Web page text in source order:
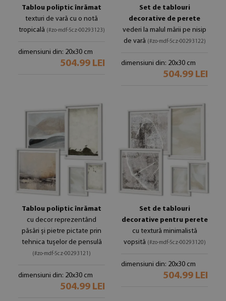
Tablou poliptic înrămat
texturi de vară cu o notă
tropicală (#zo-mdf-5cz-00293123)
dimensiuni din: 20x30 cm
504.99 LEI
Set de tablouri
decorative de perete
vederi la malul mării pe nisip
de vară (#zo-mdf-5cz-00293122)
dimensiuni din: 20x30 cm
504.99 LEI
Tablou poliptic înrămat
cu decor reprezentând
păsări și pietre pictate prin
tehnica tușelor de pensulă
(#zo-mdf-5cz-00293121)
dimensiuni din: 20x30 cm
504.99 LEI
Set de tablouri
decorative pentru perete
cu textură minimalistă
vopsită (#zo-mdf-5cz-00293120)
dimensiuni din: 20x30 cm
504.99 LEI